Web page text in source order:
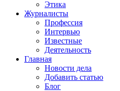
Этика
Журналисты
Профессия
Интервью
Известные
Деятельность
Главная
Новости дела
Добавить статью
Блог